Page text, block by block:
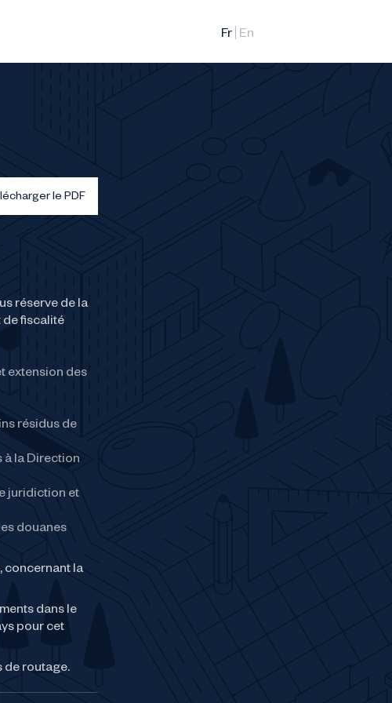
le PDF
réserve de la
de fiscalité
extension des
résidus de
à la Direction
juridiction et
douanes
concernant la
dans le
pour cet
de routage.